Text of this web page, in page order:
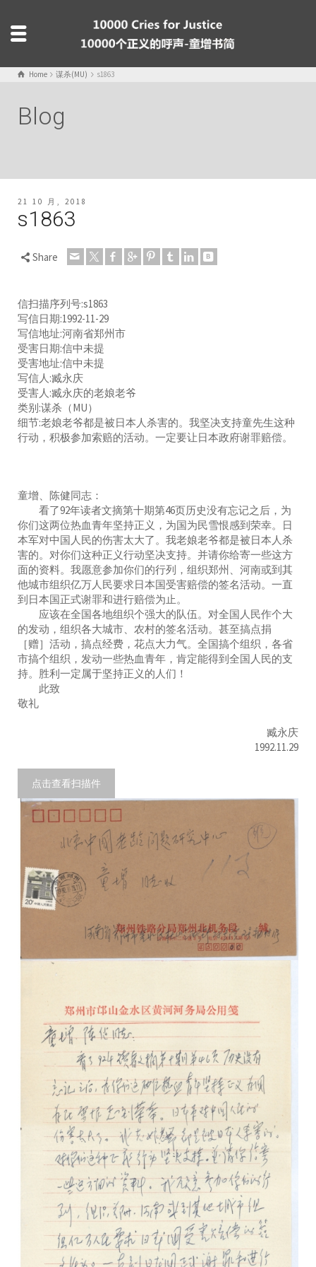
Home 谋杀(MU) s1863
Blog
21 10 月, 2018
s1863
Share
信扫描序列号:s1863
写信日期:1992-11-29
写信地址:河南省郑州市
受害日期:信中未提
受害地址:信中未提
写信人:臧永庆
受害人:臧永庆的老娘老爷
类别:谋杀（MU）
细节:老娘老爷都是被日本人杀害的。我坚决支持童先生这种
行动，积极参加索赔的活动。一定要让日本政府谢罪赔偿。
童增、陈健同志：
看了92年读者文摘第十期第46页历史没有忘记之后，为
你们这两位热血青年坚持正义，为国为民雪恨感到荣幸。日
本军对中国人民的伤害太大了。我老娘老爷都是被日本人杀
害的。对你们这种正义行动坚决支持。并请你给寄一些这方
面的资料。我愿意参加你们的行列，组织郑州、河南或到其
他城市组织亿万人民要求日本国受害赔偿的签名活动。一直
到日本国正式谢罪和进行赔偿为止。
应该在全国各地组织个强大的队伍。对全国人民作个大
的发动，组织各大城市、农村的签名活动。甚至搞点捐
［赠］活动，搞点经费，花点大力气。全国搞个组织，各省
市搞个组织，发动一些热血青年，肯定能得到全国人民的支
持。胜利一定属于坚持正义的人们！
此致
敬礼
臧永庆
1992.11.29